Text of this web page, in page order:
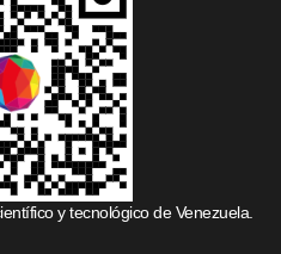
y tecnológico de Venezuela.